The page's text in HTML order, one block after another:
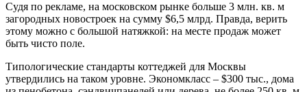
Судя по рекламе, на московском рынке больше 3 млн. кв. м
загородных новостроек на сумму $6,5 млрд. Правда, верить
этому можно с большой натяжкой: на месте продаж может
быть чисто поле.
Типологические стандарты коттеджей для Москвы
утвердились на таком уровне. Эконом­класс – $300 тыс., дома